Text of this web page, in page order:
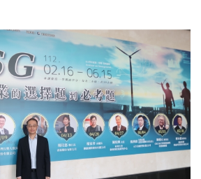
a
t
s
A
p
p
n
a
W
e
i
b
o